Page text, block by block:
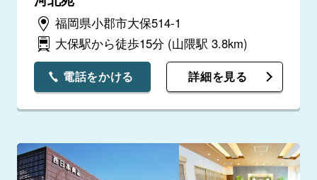
福岡県小郡市大保514-1
大保駅から徒歩15分 (山隈駅 3.8km)
電話をかける 詳細を見る